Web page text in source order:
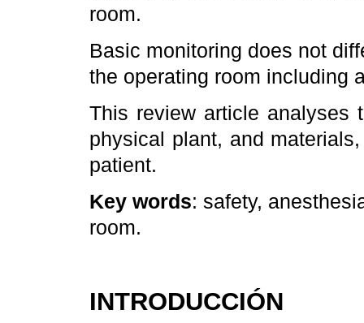
room.
Basic monitoring does not
the operating room including
This review article analyses
physical plant, and
patient.
Key words: safety,
room.
INTRODUCCIÓN